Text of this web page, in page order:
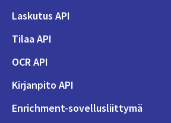
Laskutus API
Tilaa API
OCR API
Kirjanpito API
Enrichment-sovellusliittymä